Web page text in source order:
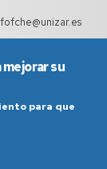
su
para que